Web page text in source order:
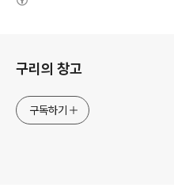
구리의 창고
구독하기